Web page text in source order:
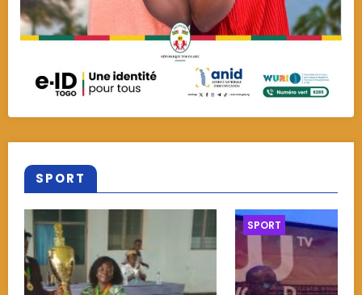
SPORT
SPORT